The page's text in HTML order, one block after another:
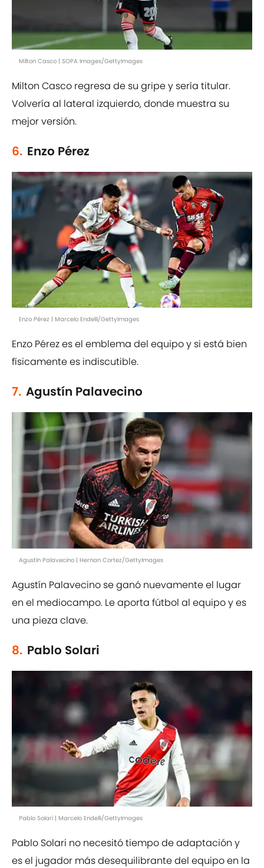
Milton Casco | SOPA Images/GettyImages
Milton Casco regresa de su gripe y sería titular.
Volvería al lateral izquierdo, donde muestra su
mejor versión.
6. Enzo Pérez
Enzo Pérez | Marcelo Endelli/GettyImages
Enzo Pérez es el emblema del equipo y si está bien
físicamente es indiscutible.
7. Agustín Palavecino
Agustín Palavecino | Hernan Cortez/GettyImages
Agustín Palavecino se ganó nuevamente el lugar
en el mediocampo. Le aporta fútbol al equipo y es
una pieza clave.
8. Pablo Solari
Pablo Solari | Marcelo Endelli/GettyImages
Pablo Solari no necesitó tiempo de adaptación y
es el jugador más desequilibrante del equipo en la